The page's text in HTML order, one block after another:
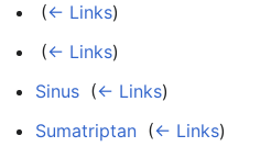
(← Links)
(← Links)
Sinus (← Links)
Sumatriptan (← Links)